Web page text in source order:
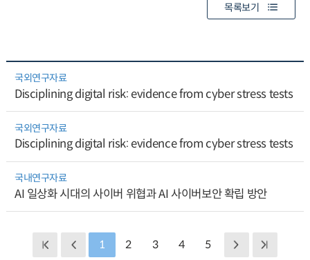
목록보기
국외연구자료
Disciplining digital risk: evidence from cyber stress tests
국외연구자료
Disciplining digital risk: evidence from cyber stress tests
국내연구자료
AI 일상화 시대의 사이버 위협과 AI 사이버보안 확립 방안
1 2 3 4 5